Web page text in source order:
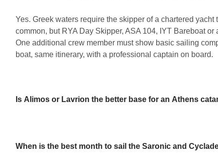
Yes. Greek waters require the skipper of a chartered
common, but RYA Day Skipper, ASA 104, IYT Bareboat
One additional crew member must show basic sailing
boat, same itinerary, with a professional captain on board.
Is Alimos or Lavrion the better base for an Athens
When is the best month to sail the Saronic and